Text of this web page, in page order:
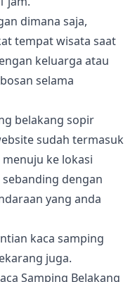
dimana saja,
tempat wisata saat
keluarga atau
selama
belakang sopir
sudah termasuk
ke lokasi
dengan
yang anda
kaca samping
juga.